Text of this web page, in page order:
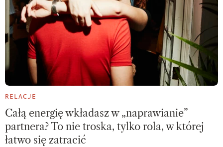
RELACJE
Całą energię wkładasz w „naprawianie”
partnera? To nie troska, tylko rola, w której
łatwo się zatracić